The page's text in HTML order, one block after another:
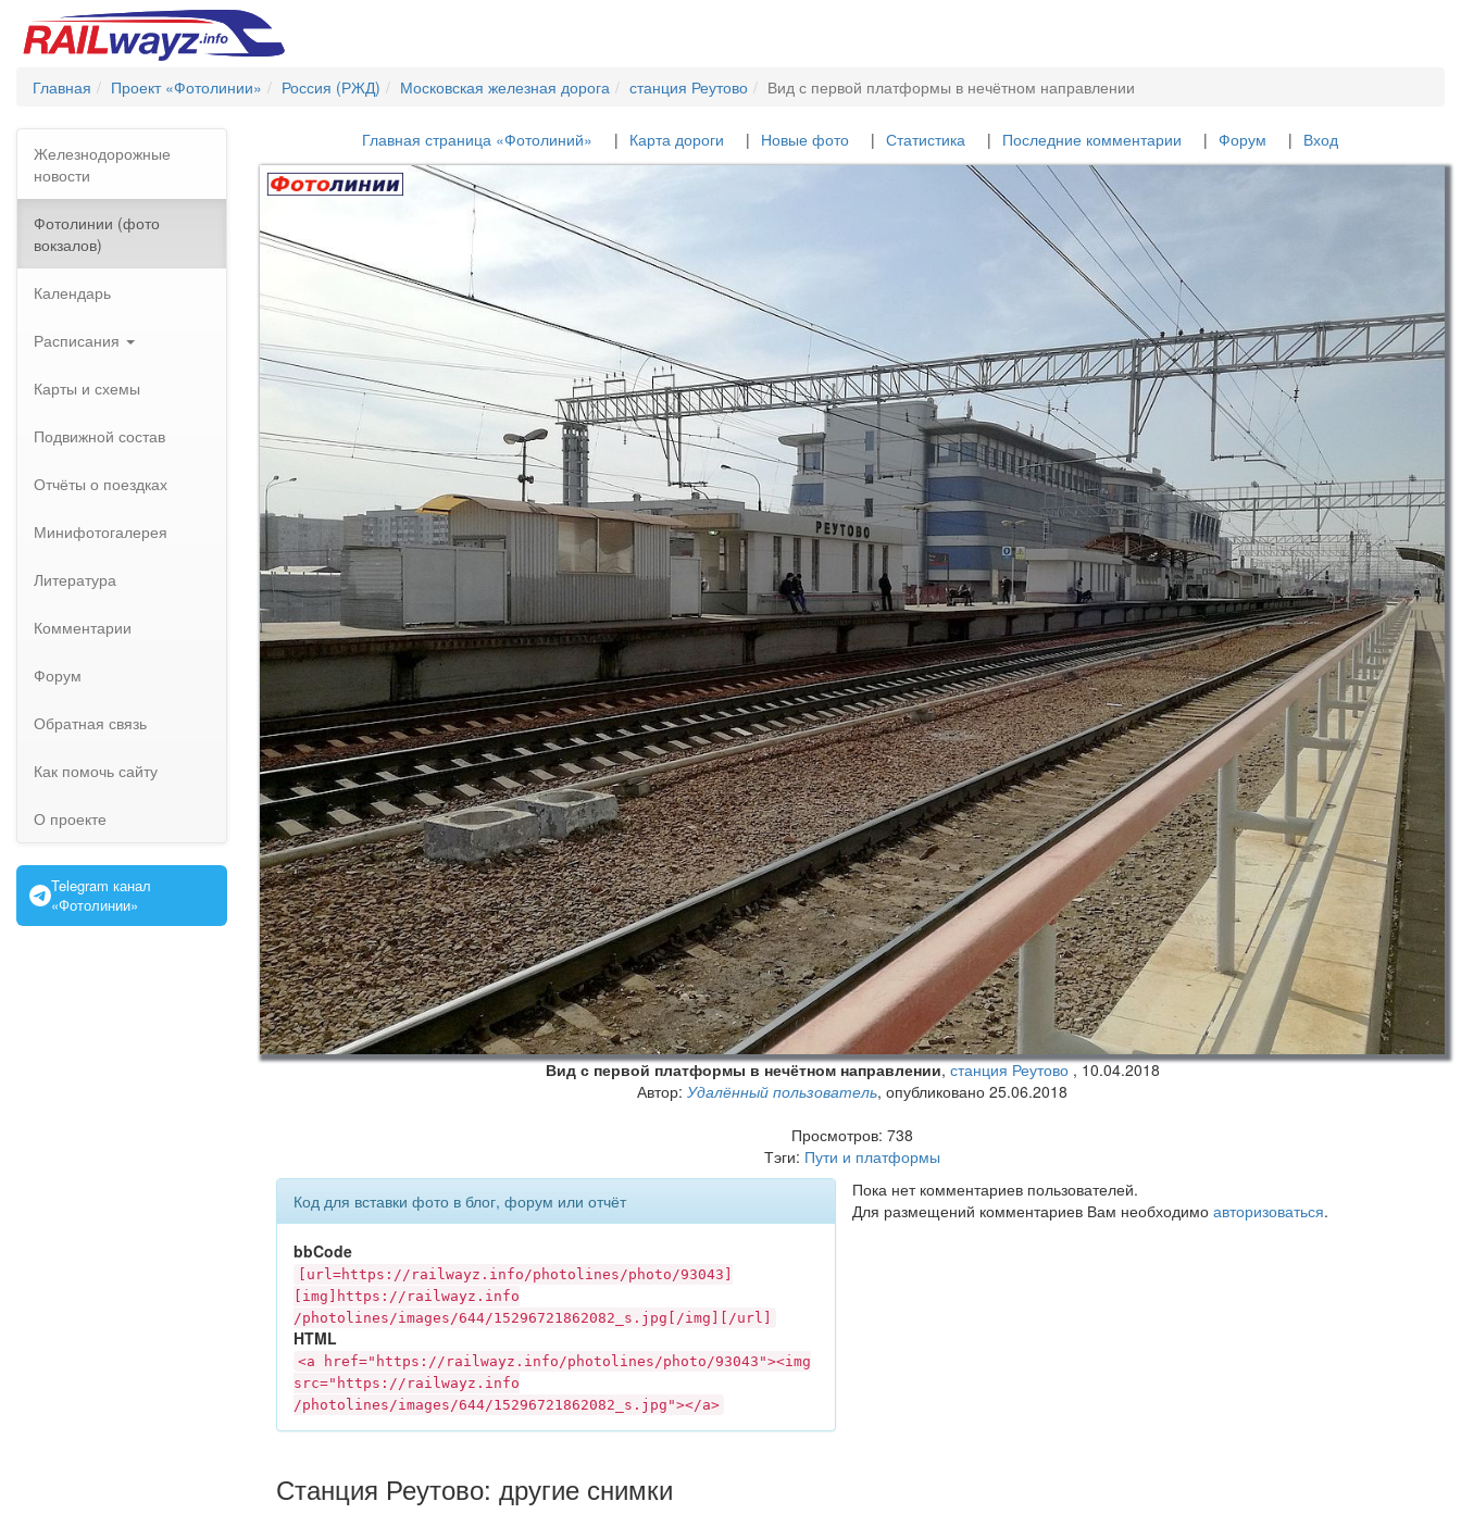
Главная Проект «Фотолинии» Россия (РЖД) Московская железная дорога станция Реутово Вид с первой платформы в нечётном направлении
Железнодорожные
новости
Фотолинии (фото
вокзалов)
Календарь
Расписания
Карты и схемы
Подвижной состав
Отчёты о поездках
Минифотогалерея
Литература
Комментарии
Форум
Обратная связь
Как помочь сайту
О проекте
Telegram канал
«Фотолинии»
Главная страница «Фотолиний» Карта дороги Новые фото Статистика Последние комментарии Форум Вход
Вид с первой платформы в нечётном направлении,станция Реутово ,10.04.2018
Автор: Удалённый пользователь, опубликовано 25.06.2018
Просмотров: 738
Тэги: Пути и платформы
Код для вставки фото в блог, форум или отчёт
bbCode
[url=https:// railwayz.info /photolines/photo/93043]
[img]https:// railwayz.info
/photolines/images/644/15296721862082_s.jpg[/img][/url]
HTML
<a href="https:// railwayz.info /photolines/photo/93043"><img
src="https:// railwayz.info
/photolines/images/644/15296721862082_s.jpg"></a>
Пока нет комментариев пользователей.
Для размещений комментариев Вам необходимо авторизоваться.
Станция Реутово: другие снимки